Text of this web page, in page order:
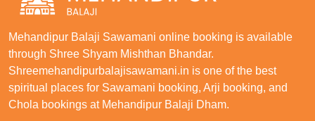
Mehandipur Balaji Sawamani online booking is available
through Shree Shyam Mishthan Bhandar.
Shreemehandipurbalajisawamani.in is one of the best
spiritual places for Sawamani booking, Arji booking, and
Chola bookings at Mehandipur Balaji Dham.